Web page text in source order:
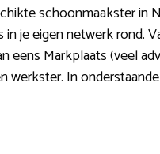
schoonmaakster in
je eigen netwerk rond.
eens Markplaats (veel
In